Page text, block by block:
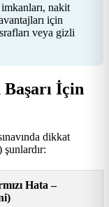
nakit
için
veya gizli
Başarı İçin
dikkat
şunlardır:
Hata –